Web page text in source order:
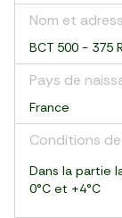
Nom et
BCT 500 - 375
Pays de
France
Conditions
Dans la partie
0°C et +4°C